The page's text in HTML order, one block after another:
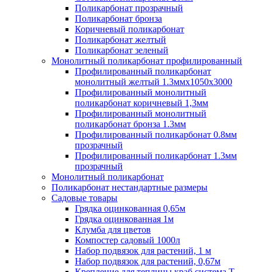
Поликарбонат прозрачный
Поликарбонат бронза
Коричневый поликарбонат
Поликарбонат желтый
Поликарбонат зеленый
Монолитный поликарбонат профилированный
Профилированный поликарбонат
монолитный желтый 1.3ммх1050х3000
Профилированный монолитный
поликарбонат коричневый 1,3мм
Профилированный монолитный
поликарбонат бронза 1.3мм
Профилированный поликарбонат 0.8мм
прозрачный
Профилированный поликарбонат 1.3мм
прозрачный
Монолитный поликарбонат
Поликарбонат нестандартные размеры
Садовые товары
Грядка оцинкованная 0,65м
Грядка оцинкованная 1м
Клумба для цветов
Компостер садовый 1000л
Набор подвязок для растений, 1 м
Набор подвязок для растений, 0,67м